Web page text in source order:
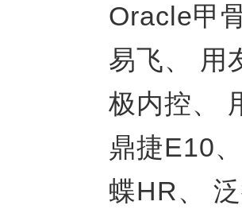
Oracle甲
易飞、
用
极内控、
鼎捷E10、
蝶HR、